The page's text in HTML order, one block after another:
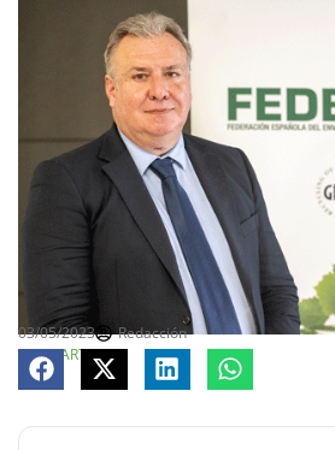
03/05/2023
Redacción
COMPARTE